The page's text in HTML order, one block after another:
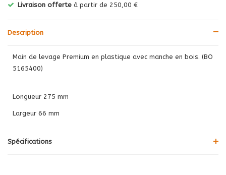
Livraison offerte à partir de 250,00 €
Description
Main de levage Premium en plastique avec manche en bois. (BO
5165400)
Longueur 275 mm
Largeur 66 mm
Spécifications